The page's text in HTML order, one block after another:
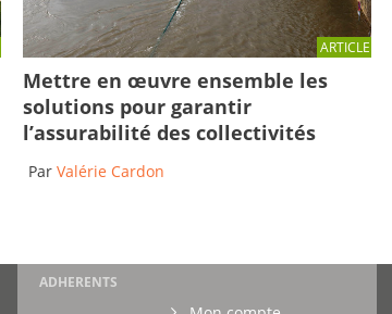
ARTICLE
Mettre en œuvre ensemble les
solutions pour garantir
l’assurabilité des collectivités
Par Valérie Cardon
ADHERENTS